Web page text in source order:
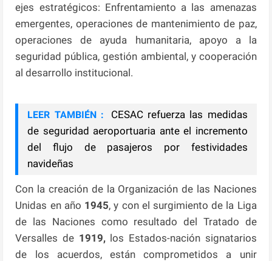
ejes estratégicos: Enfrentamiento a las amenazas
emergentes, operaciones de mantenimiento de paz,
operaciones de ayuda humanitaria, apoyo a la
seguridad pública, gestión ambiental, y cooperación
al desarrollo institucional.
LEER TAMBIÉN :
CESAC refuerza las medidas
de seguridad aeroportuaria ante el incremento
del flujo de pasajeros por festividades
navideñas
Con la creación de la Organización de las Naciones
Unidas en año 1945, y con el surgimiento de la Liga
de las Naciones como resultado del Tratado de
Versalles de 1919,los Estados-nación signatarios
de los acuerdos, están comprometidos a unir